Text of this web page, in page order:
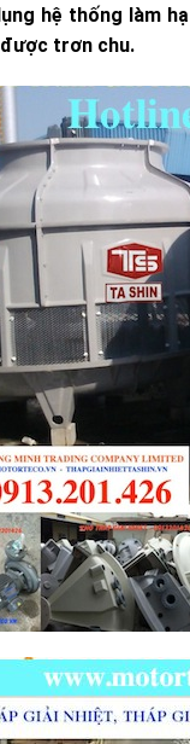
hệ thống làm
trơn chu.